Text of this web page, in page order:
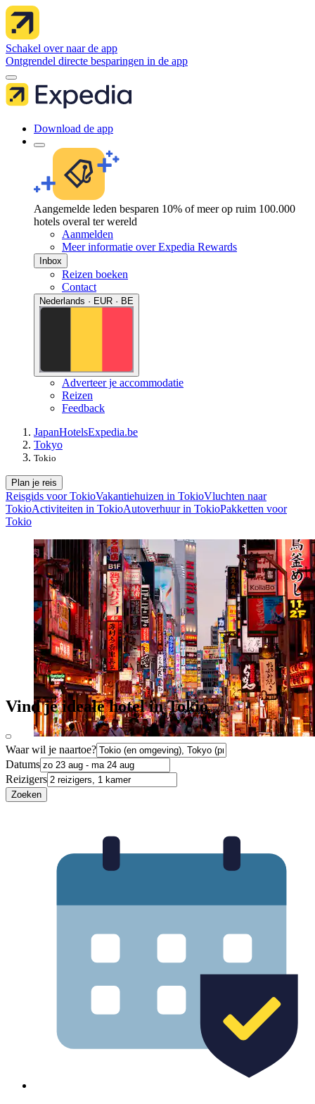
Schakel over naar de app
Ontgrendel directe besparingen in de app
Download de app
Aangemelde leden besparen 10% of meer op ruim 100.000
hotels overal ter wereld
Aanmelden
Meer informatie over Expedia Rewards
Inbox
Reizen boeken
Contact
Nederlands · EUR · BE
Adverteer je accommodatie
Reizen
Feedback
JapanHotelsExpedia.be
Tokyo
Tokio
Plan je reis
Reisgids voor TokioVakantiehuizen in TokioVluchten naar
TokioActiviteiten in TokioAutoverhuur in TokioPakketten voor
Tokio
Vind je ideale hotel in Tokio
Waar wil je naartoe?
Datums
Reizigers
Zoeken